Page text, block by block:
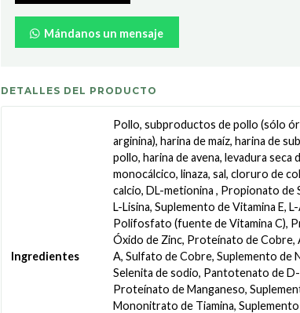
Mándanos un mensaje
DETALLES DEL PRODUCTO
Ingredientes
Pollo, subproductos de pollo (sólo
arginina), harina de maíz, harina de
pollo, harina de avena, levadura
monocálcico, linaza, sal, cloruro de
calcio, DL-metionina , Propionato de
L-Lisina, Suplemento de Vitamina E,
Polifosfato (fuente de Vitamina C),
Óxido de Zinc, Proteínato de Cobre,
A, Sulfato de Cobre, Suplemento de
Selenita de sodio, Pantotenato de
Proteínato de Manganeso,
Mononitrato de Tiamina, Suplemento